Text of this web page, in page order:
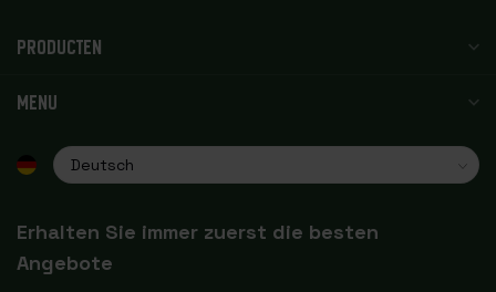
PRODUCTEN
MENU
Erhalten Sie immer zuerst die besten
Angebote